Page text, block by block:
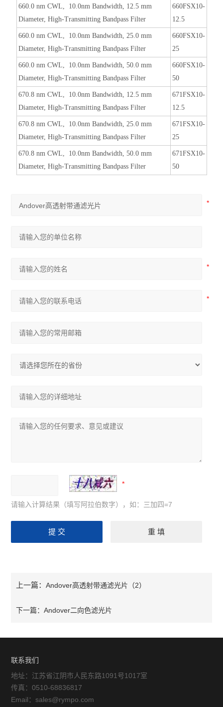
660.0 nm CWL, 10.0nm Bandwidth, 12.5 mm
Diameter, High-Transmitting Bandpass Filter
660FSX10-
12.5
660.0 nm CWL, 10.0nm Bandwidth, 25.0 mm
Diameter, High-Transmitting Bandpass Filter
660FSX10-
25
660.0 nm CWL, 10.0nm Bandwidth, 50.0 mm
Diameter, High-Transmitting Bandpass Filter
660FSX10-
50
670.8 nm CWL, 10.0nm Bandwidth, 12.5 mm
Diameter, High-Transmitting Bandpass Filter
671FSX10-
12.5
670.8 nm CWL, 10.0nm Bandwidth, 25.0 mm
Diameter, High-Transmitting Bandpass Filter
671FSX10-
25
670.8 nm CWL, 10.0nm Bandwidth, 50.0 mm
Diameter, High-Transmitting Bandpass Filter
671FSX10-
50
请输入计算结果（填写阿拉伯数字），如：三加四=7
上一篇：Andover高透射带通滤光片（2）
下一篇：Andover二向色滤光片
联系我们
地址：江苏省江阴市人民东路1091号1017室
传真：0510-68836817
Email：sales@rympo.com